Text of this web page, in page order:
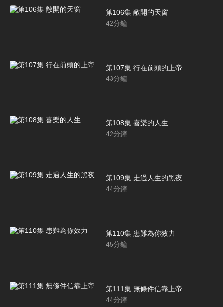
第106集 敞開的天窗
42分鐘
第107集 行在前頭的上帝
43分鐘
第108集 喜樂的人生
42分鐘
第109集 走過人生的黑夜
44分鐘
第110集 患難為你效力
45分鐘
第111集 無條件信靠上帝
44分鐘